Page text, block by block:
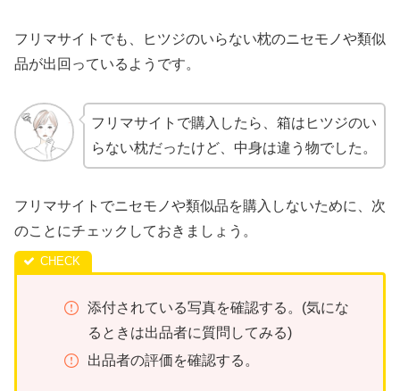
フリマサイトでも、ヒツジのいらない枕のニセモノや類似
品が出回っているようです。
フリマサイトで購入したら、箱はヒツジのい
らない枕だったけど、中身は違う物でした。
フリマサイトでニセモノや類似品を購入しないために、次
のことにチェックしておきましょう。
添付されている写真を確認する。(気にな
るときは出品者に質問してみる)
出品者の評価を確認する。